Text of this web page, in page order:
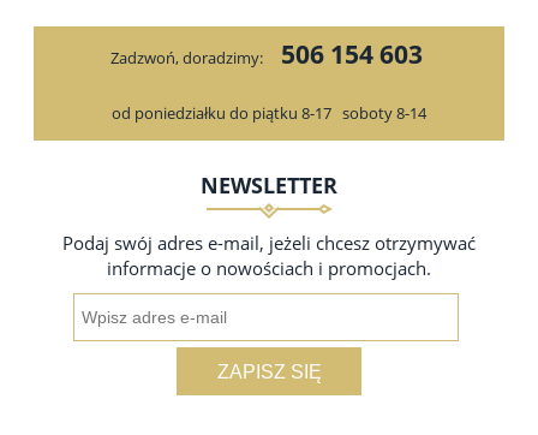
Zadzwoń, doradzimy: 506 154 603
od poniedziałku do piątku 8-17 soboty 8-14
NEWSLETTER
Podaj swój adres e-mail, jeżeli chcesz otrzymywać
informacje o nowościach i promocjach.
ZAPISZ SIĘ